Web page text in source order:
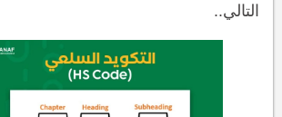
التالي..